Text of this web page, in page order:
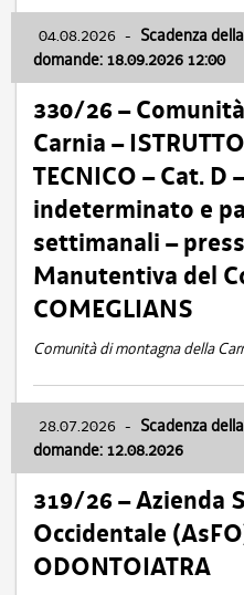
04.08.2026 - Scadenza
domande: 18.09.2026 12:00
330/26 –
Carnia –
TECNICO – Cat. D
indeterminato e
settimanali –
Manutentiva del
COMEGLIANS
Comunità di montagna della
28.07.2026 - Scadenza
domande: 12.08.2026
319/26 – Azienda
Occidentale
ODONTOIATRA